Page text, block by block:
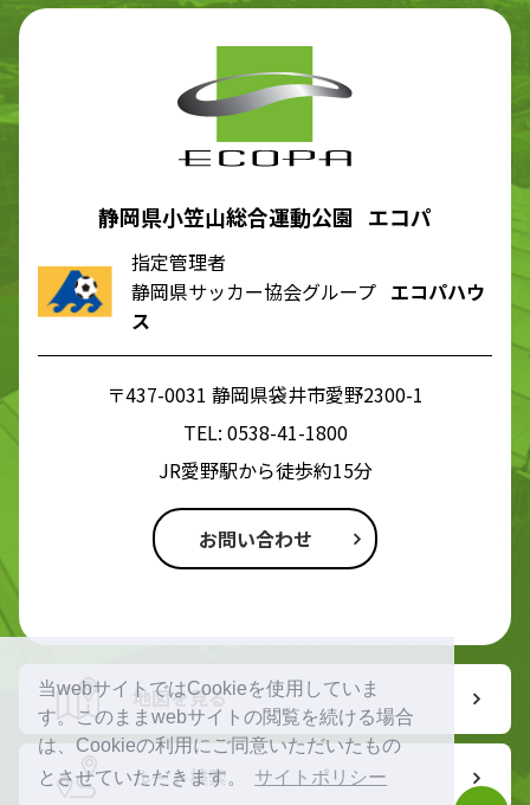
当webサイトではCookieを使用していま
す。このままwebサイトの閲覧を続ける場合
は、Cookieの利用にご同意いただいたもの
とさせていただきます。
サイトポリシー
静岡県小笠山総合運動公園 エコパ
指定管理者
静岡県サッカー協会グループ エコパハウ
ス
〒437-0031 静岡県袋井市愛野2300-1
TEL: 0538-41-1800
JR愛野駅から徒歩約15分
お問い合わせ
地図を見る
ルート検索